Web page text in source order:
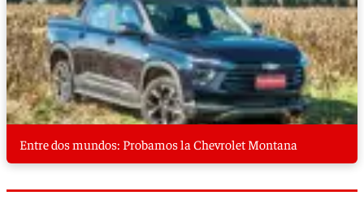
Entre dos mundos: Probamos la Chevrolet Montana